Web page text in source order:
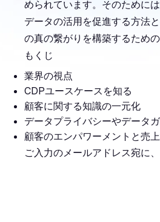
められています。そのために
データの活用を促進する方法
の真の繋がりを構築するため
もくじ
業界の視点
CDPユースケースを知る
顧客に関する知識の一元化
データプライバシーやデータ
顧客のエンパワーメントと売
ご入力のメールアドレス宛に